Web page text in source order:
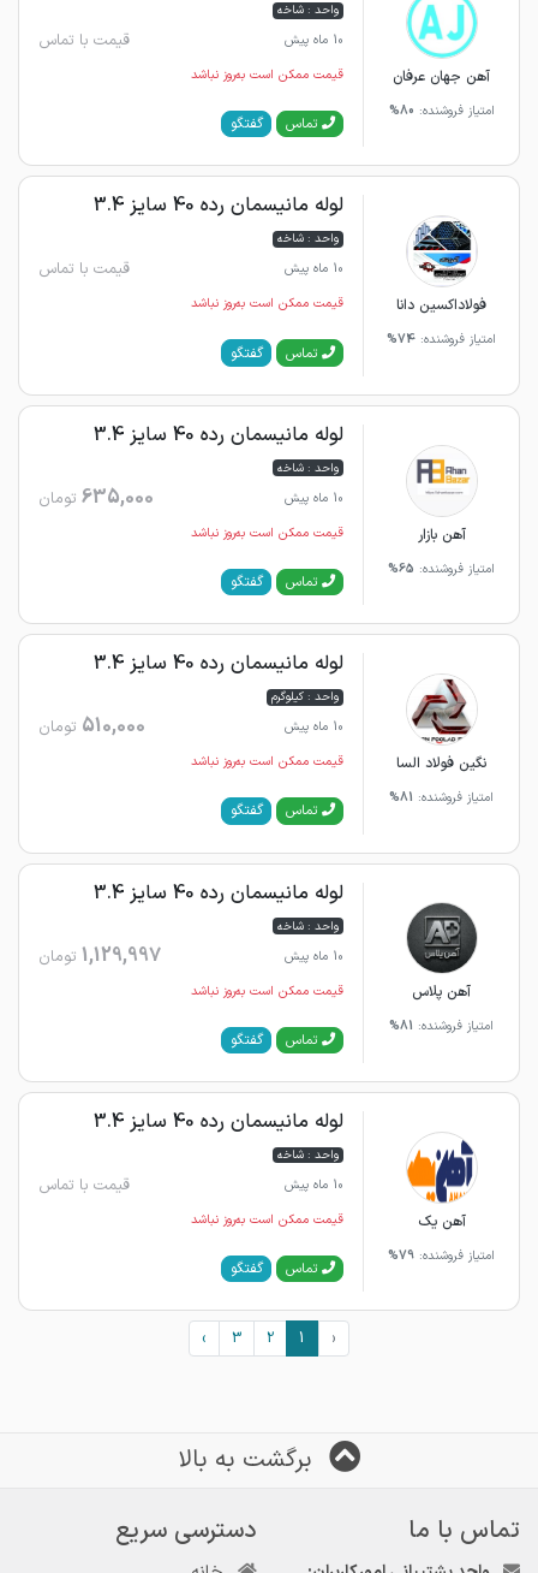
آهن جهان عرفان
امتیاز فروشنده: 80%
واحد : شاخه
10 ماه پیش
قیمت با تماس
قیمت ممکن است به‌روز نباشد
تماس گفتگو
فولاداکسین دانا
امتیاز فروشنده: 74%
لوله مانیسمان رده 40 سایز 3.4
واحد : شاخه
10 ماه پیش
قیمت با تماس
قیمت ممکن است به‌روز نباشد
تماس گفتگو
آهن بازار
امتیاز فروشنده: 65%
لوله مانیسمان رده 40 سایز 3.4
واحد : شاخه
10 ماه پیش
635,000 تومان
قیمت ممکن است به‌روز نباشد
تماس گفتگو
نگین فولاد السا
امتیاز فروشنده: 81%
لوله مانیسمان رده 40 سایز 3.4
واحد : کیلوگرم
10 ماه پیش
510,000 تومان
قیمت ممکن است به‌روز نباشد
تماس گفتگو
آهن پلاس
امتیاز فروشنده: 81%
لوله مانیسمان رده 40 سایز 3.4
واحد : شاخه
10 ماه پیش
1,129,997 تومان
قیمت ممکن است به‌روز نباشد
تماس گفتگو
آهن یک
امتیاز فروشنده: 79%
لوله مانیسمان رده 40 سایز 3.4
واحد : شاخه
10 ماه پیش
قیمت با تماس
قیمت ممکن است به‌روز نباشد
تماس گفتگو
‹
1
2
3
›
برگشت به بالا
تماس با ما
دسترسی سریع